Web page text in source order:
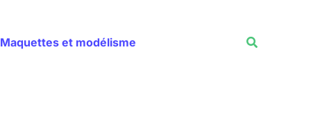
Maquettes et modélisme